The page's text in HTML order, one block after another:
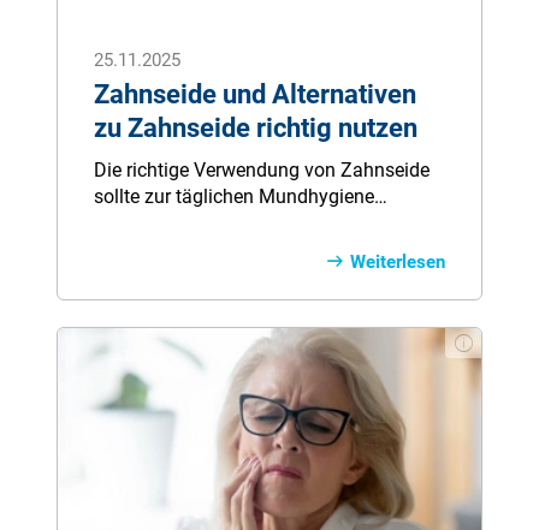
25.11.2025
Zahnseide und Alternativen
zu Zahnseide richtig nutzen
Die richtige Verwendung von Zahnseide
sollte zur täglichen Mundhygiene
von Zahnbelag und Essensresten befreit.
Damit die Zahnseide die Plaque jedoch
effektiv von Ihren Zähnen entfernen
kann, müssen Sie sicherstellen, dass Sie
die korrekte Technik anwenden.
Weiterlesen